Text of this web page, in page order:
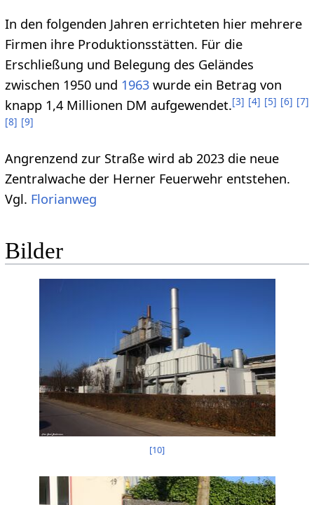
In den folgenden Jahren errichteten hier mehrere
Firmen ihre Produktionsstätten. Für die
Erschließung und Belegung des Geländes
zwischen 1950 und 1963wurde ein Betrag von
knapp 1,4 Millionen DM aufgewendet.[3] [4] [5] [6] [7]
[8] [9]
Angrenzend zur Straße wird ab 2023 die neue
Zentralwache der Herner Feuerwehr entstehen.
Vgl. Florianweg
Bilder
[10]